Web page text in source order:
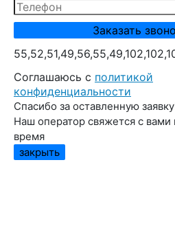
Cоглашаюсь с политикой
конфиденциальности
Спасибо за оставленную
Наш оператор свяжется с
время
закрыть